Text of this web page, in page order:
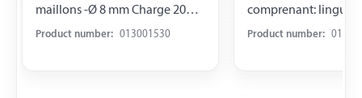
maillons -Ø 8 mm Charge 2000
kg
Product number: 013001530
comprenant: linguet,
goupille
Product number: